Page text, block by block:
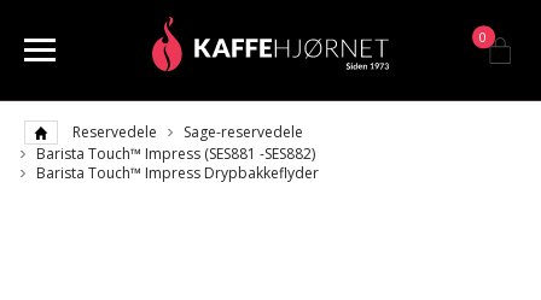
0
Reservedele
Sage-reservedele
Barista Touch™ Impress (SES881 -SES882)
Barista Touch™ Impress Drypbakkeflyder